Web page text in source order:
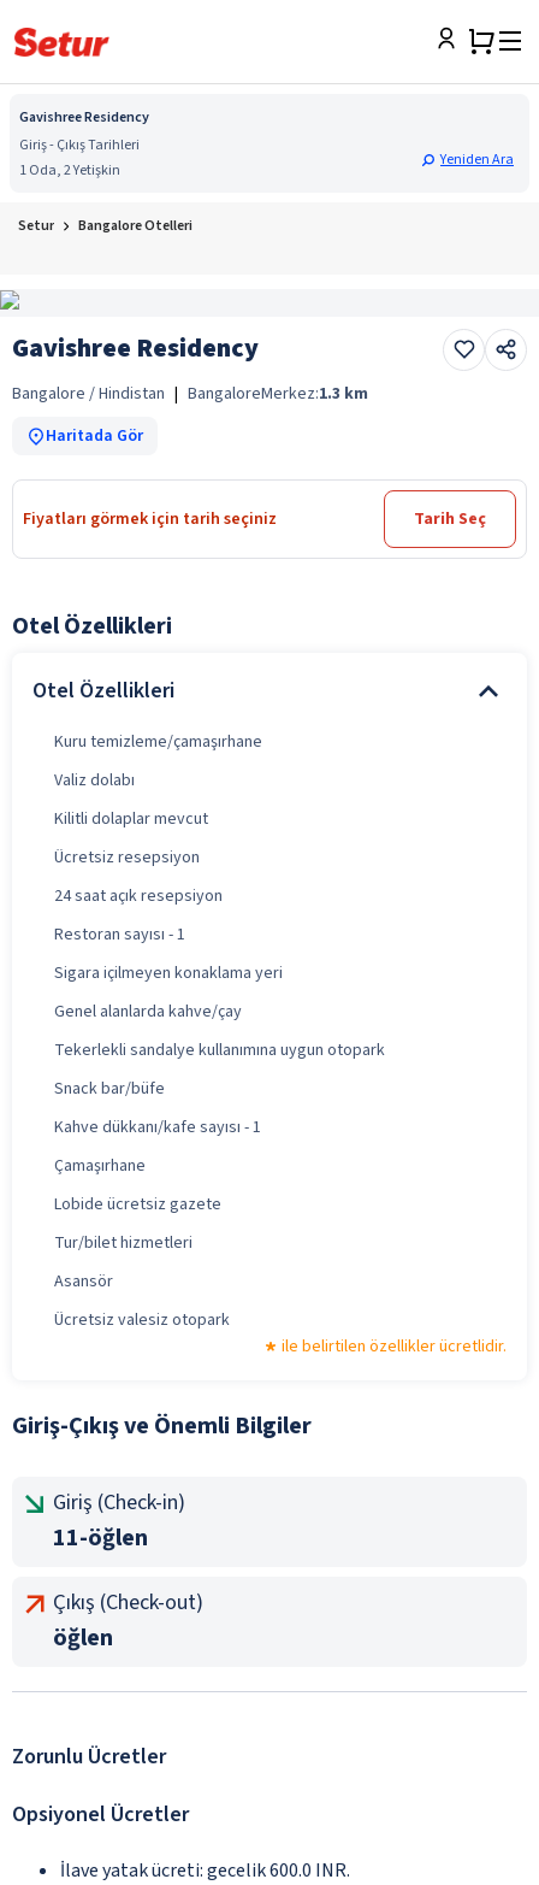
Gavishree Residency
Giriş - Çıkış Tarihleri
1 Oda, 2 Yetişkin
Yeniden Ara
Setur Bangalore Otelleri
Gavishree Residency
Bangalore / Hindistan | BangaloreMerkez:1.3 km
Haritada Gör
Fiyatları görmek için tarih seçiniz Tarih Seç
Otel Özellikleri
Otel Özellikleri
Kuru temizleme/çamaşırhane
Valiz dolabı
Kilitli dolaplar mevcut
Ücretsiz resepsiyon
24 saat açık resepsiyon
Restoran sayısı - 1
Sigara içilmeyen konaklama yeri
Genel alanlarda kahve/çay
Tekerlekli sandalye kullanımına uygun otopark
Snack bar/büfe
Kahve dükkanı/kafe sayısı - 1
Çamaşırhane
Lobide ücretsiz gazete
Tur/bilet hizmetleri
Asansör
Ücretsiz valesiz otopark
ile belirtilen özellikler ücretlidir.
Giriş-Çıkış ve Önemli Bilgiler
Giriş (Check-in)
11-öğlen
Çıkış (Check-out)
öğlen
Zorunlu Ücretler
Opsiyonel Ücretler
İlave yatak ücreti: gecelik 600.0 INR.